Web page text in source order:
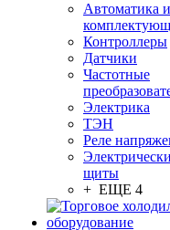
Автоматика и
Контроллеры
Датчики
Частотные
Электрика
ТЭН
Реле
щиты
+ ЕЩЕ 4